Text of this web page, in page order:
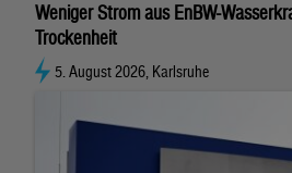
Weniger Strom aus EnBW-
Trockenheit
5. August 2026, Karlsruhe